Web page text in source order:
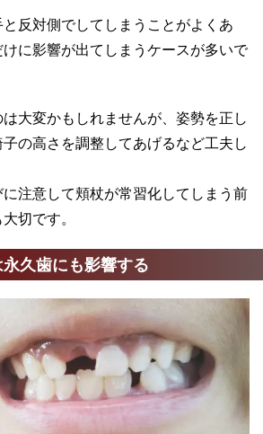
反対側でしてしまうことがよくあ
に影響が出てしまうケースが多いで
大変かもしれませんが、姿勢を正し
の高さを調整してあげるなど工夫し
注意して頬杖が常習化してしまう前
切です。
久歯にも影響する